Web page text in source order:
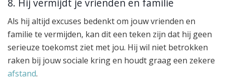
Als hij altijd excuses bedenkt om jouw vrienden en
familie te vermijden, kan dit een teken zijn dat hij geen
serieuze toekomst ziet met jou. Hij wil niet betrokken
raken bij jouw sociale kring en houdt graag een zekere
afstand.